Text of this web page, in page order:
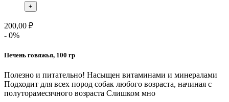
+
200,00 ₽
- 0%
Печень говяжья, 100 гр
Полезно и питательно! Насыщен витаминами и минералами
Подходит для всех пород собак любого возраста, начиная с
полуторамесячного возраста Слишком мно